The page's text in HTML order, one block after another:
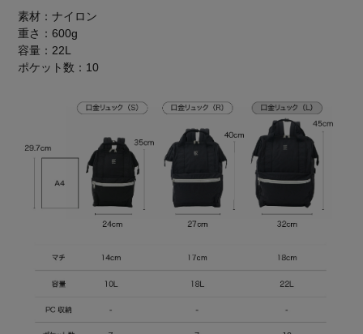
素材：ナイロン
重さ：600g
容量：22L
ポケット数：10